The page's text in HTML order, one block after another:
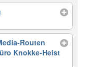
Routen
Knokke-Heist